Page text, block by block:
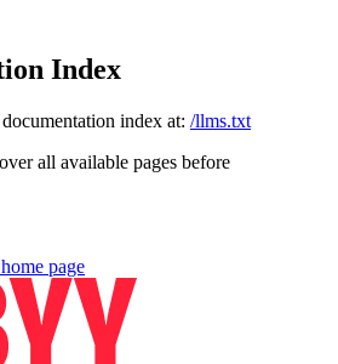
Index
index at: /llms.txt
all available pages before
home page